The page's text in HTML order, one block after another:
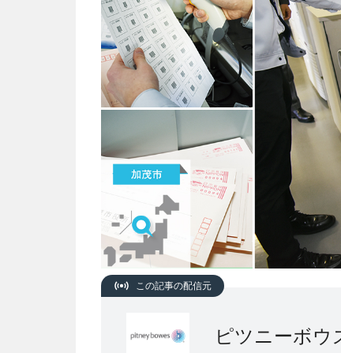
この記事の配信元
ピツニーボウ